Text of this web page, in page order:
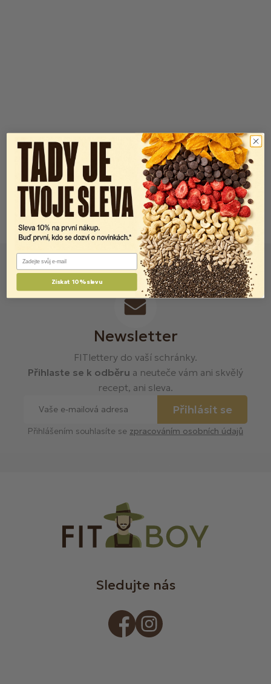
Newsletter
FITlettery do vaší schránky.
Přihlaste se k odběru a neuteče vám ani skvělý
recept, ani sleva.
Přihlásit se
Přihlášením souhlasíte se zpracováním osobních údajů
Sledujte nás
Email
Získat 10% slevu